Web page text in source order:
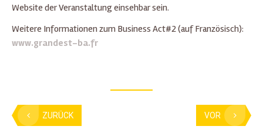
Website der Veranstaltung einsehbar sein.
Weitere Informationen zum Business Act#2 (auf Französisch):
www.grandest-ba.fr
ZURÜCK VOR